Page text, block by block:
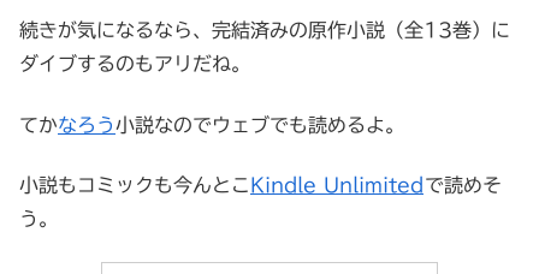
続きが気になるなら、完結済みの原作小説（全13巻）に
ダイブするのもアリだね。
てかなろう小説なのでウェブでも読めるよ。
小説もコミックも今んとこ Kindle Unlimited で読めそ
う。